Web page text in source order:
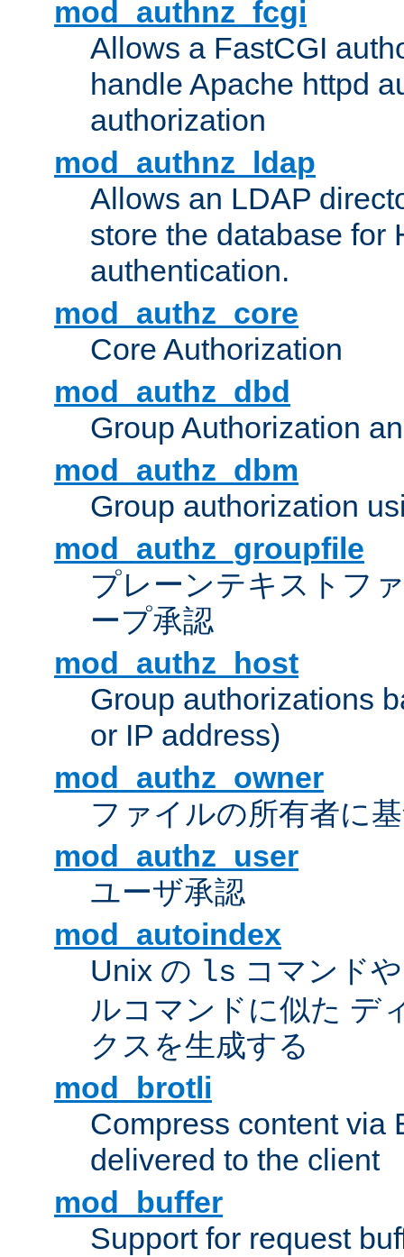
mod_authnz_fcgi
Allows a FastCGI
handle Apache httpd
authorization
mod_authnz_ldap
Allows an LDAP
store the database for
authentication.
mod_authz_core
Core Authorization
mod_authz_dbd
Group Authorization
mod_authz_dbm
Group authorization
mod_authz_groupfile
プレーンテキストフ
ープ承認
mod_authz_host
Group authorizations
or IP address)
mod_authz_owner
ファイルの所有者に
mod_authz_user
ユーザ承認
mod_autoindex
Unix の ls コマンド
ルコマンドに似た デ
クスを生成する
mod_brotli
Compress content via
delivered to the client
mod_buffer
Support for request